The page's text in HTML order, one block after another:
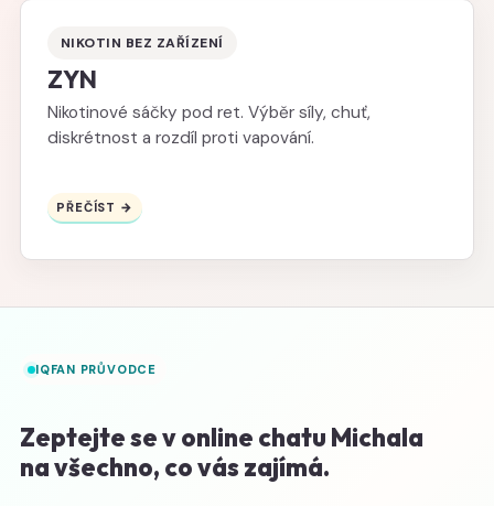
NIKOTIN BEZ ZAŘÍZENÍ
ZYN
Nikotinové sáčky pod ret. Výběr síly, chuť,
diskrétnost a rozdíl proti vapování.
PŘEČÍST →
IQFAN PRŮVODCE
Zeptejte se v online chatu Michala
na všechno, co vás zajímá.